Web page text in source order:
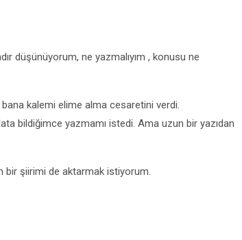
düşünüyorum, ne yazmalıyım , konusu ne
bana kalemi elime alma cesaretini verdi.
bildiğimce yazmamı istedi. Ama uzun bir yazıdan
bir şiirimi de aktarmak istiyorum.